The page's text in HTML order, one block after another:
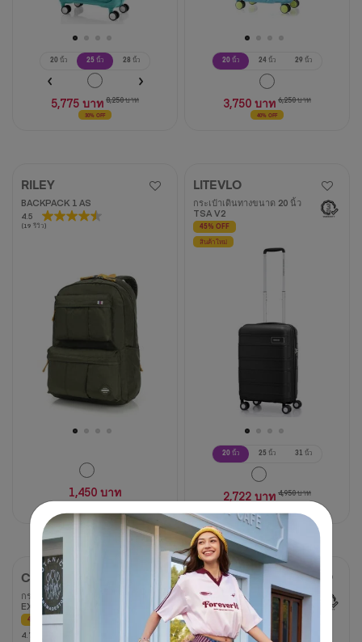
20 นิ้ว 25 นิ้ว 28 นิ้ว
5,775 บาท 8,250 บาท
30% OFF
20 นิ้ว 24 นิ้ว 29 นิ้ว
3,750 บาท 6,250 บาท
40% OFF
RILEY
BACKPACK 1 AS
4.5
(19 รีวิว)
4.5
จาก
วิจารณ์
1,450 บาท
20 นิ้ว 25 นิ้ว 31 นิ้ว
LITEVLO
กระเป๋าเดินทางขนาด 20 นิ้ว
TSA V2
45% OFF
สินค้าใหม่
2,722 บาท 4,950 บาท
CURIO
กระเป๋าเดินทางขนาด 25 นิ้ว
EXP TSA
40% OFF
4.7
4.7
MAXWELL
กระเป๋าเดินทางขนาด 18 นิ้ว
TSA
50% OFF
4.2
4.2